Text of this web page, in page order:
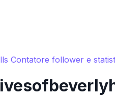
Contatore follower e